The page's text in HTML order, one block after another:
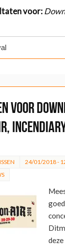
voor:
voor
24/01/2018 -